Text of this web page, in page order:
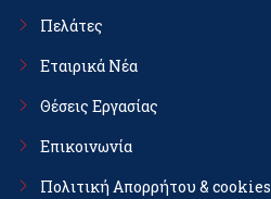
Πελάτες
Εταιρικά Νέα
Θέσεις Εργασίας
Επικοινωνία
Πολιτική Απορρήτου & cookies